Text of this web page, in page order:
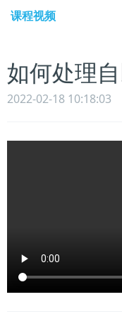
课程视频
如何处理
2022-02-18 10:18:03